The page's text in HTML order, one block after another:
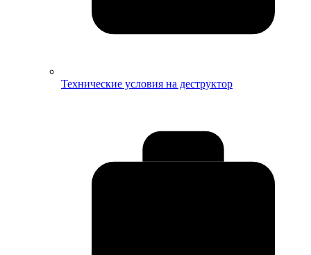
Технические условия на деструктор